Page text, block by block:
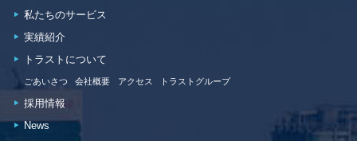
私たちのサービス
実績紹介
トラストについて
ごあいさつ 会社概要 アクセス トラストグループ
採用情報
News